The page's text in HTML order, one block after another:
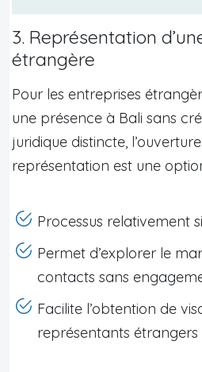
3. Représentation
étrangère
Pour les entreprises
une présence à Bali sans
juridique distincte,
représentation est une
Processus relativement
Permet d’explorer le
contacts sans
Facilite l’obtention de
représentants étrangers